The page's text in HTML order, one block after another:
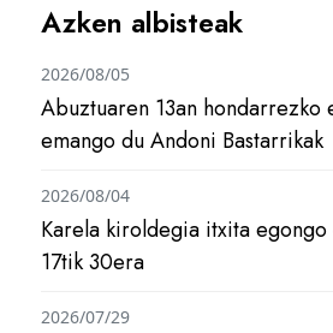
Azken albisteak
Abuztuaren 13an hondarrezko
emango du Andoni Bastarrikak
2026/08/05
Karela kiroldegia itxita
17tik 30era
2026/08/04
2026/07/29